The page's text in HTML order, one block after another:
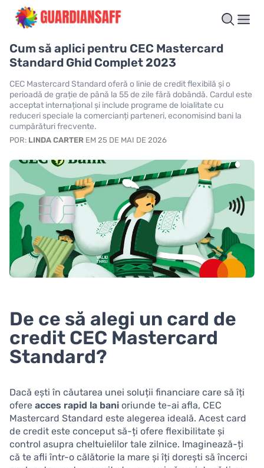
Cum să aplici pentru CEC Mastercard
Standard Ghid Complet 2023
CEC Mastercard Standard oferă o linie de credit flexibilă și o
perioadă de grație de până la 55 de zile fără dobândă. Cardul este
acceptat internațional și include programe de loialitate cu
reduceri speciale la comercianți parteneri, economisind bani la
cumpărături frecvente.
POR: LINDA CARTER EM 25 DE MAI DE 2026
De ce să alegi un card de
credit CEC Mastercard
Standard?
Dacă ești în căutarea unei soluții financiare care să îți
ofere acces rapid la bani oriunde te-ai afla, CEC
Mastercard Standard este alegerea ideală. Acest card
de credit este conceput să-ți ofere flexibilitate și
control asupra cheltuielilor tale zilnice. Imaginează-ți
că te afli într-o călătorie la mare și îți dorești să încerci